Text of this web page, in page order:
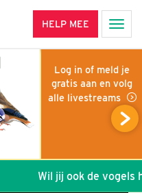
HELP MEE
Log in of meld je
gratis aan en volg
alle livestreams
Wil jij ook de vogels